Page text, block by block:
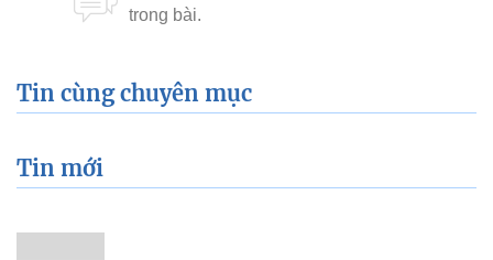
Tin cùng chuyên mục
Tin mới